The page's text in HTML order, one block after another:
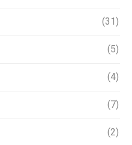
(31)
(5)
(4)
(7)
(2)